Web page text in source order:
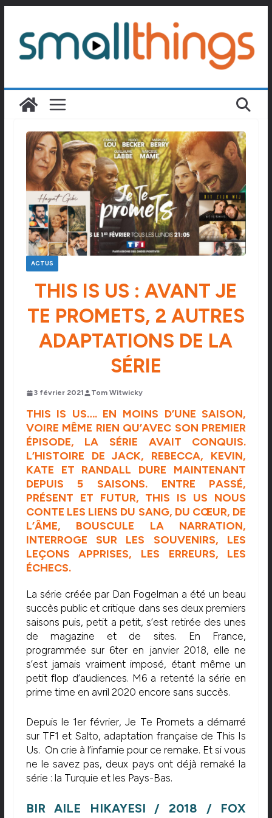
contenu
ACTUS
THIS IS US : AVANT JE
TE PROMETS, 2 AUTRES
ADAPTATIONS DE LA
SÉRIE
3 février 2021 Tom Witwicky
THIS IS US…. EN MOINS D’UNE SAISON,
VOIRE MÊME RIEN QU’AVEC SON PREMIER
ÉPISODE, LA SÉRIE AVAIT CONQUIS.
L’HISTOIRE DE JACK, REBECCA, KEVIN,
KATE ET RANDALL DURE MAINTENANT
DEPUIS 5 SAISONS. ENTRE PASSÉ,
PRÉSENT ET FUTUR, THIS IS US NOUS
CONTE LES LIENS DU SANG, DU CŒUR, DE
L’ÂME, BOUSCULE LA NARRATION,
INTERROGE SUR LES SOUVENIRS, LES
LEÇONS APPRISES, LES ERREURS, LES
ÉCHECS.
La série créée par Dan Fogelman a été un beau
succès public et critique dans ses deux premiers
saisons puis, petit a petit, s’est retirée des unes
de magazine et de sites. En France,
programmée sur 6ter en janvier 2018, elle ne
s’est jamais vraiment imposé, étant même un
petit flop d’audiences. M6 a retenté la série en
prime time en avril 2020 encore sans succès.
Depuis le 1er février, Je Te Promets a démarré
sur TF1 et Salto, adaptation française de This Is
Us. On crie à l’infamie pour ce remake. Et si vous
ne le savez pas, deux pays ont déjà remaké la
série : la Turquie et les Pays-Bas.
BIR AILE HIKAYESI / 2018 / FOX